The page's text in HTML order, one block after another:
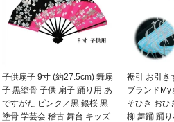
子供扇子 9寸 (約27.5cm) 舞扇
子 黒塗骨 子供 扇子 踊り用 あ
ですがた ピンク／黒 銀桜 黒
塗骨 学芸会 稽古 舞台 キッズ
裾引 お引き
ブランドMy
そひき おひ
柳 舞踊 踊